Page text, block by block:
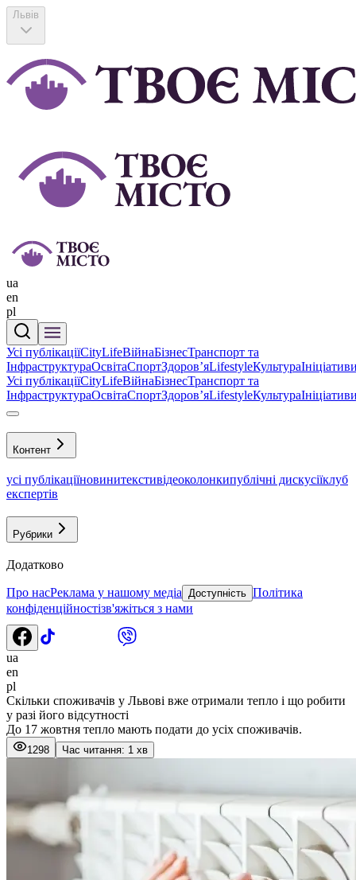
Львів
ua
en
pl
Усі публікаціїCityLifeВійнаБізнесТранспорт та
ІнфраструктураОсвітаСпортЗдоровʼяLifestyleКультура
Усі публікаціїCityLifeВійнаБізнесТранспорт та
ІнфраструктураОсвітаСпортЗдоровʼяLifestyleКультура
Контент
усі публікаціїновинитекстивідеоколонкипублічні дискусіїклуб
експертів
Рубрики
Додатково
Про насРеклама у нашому медіа Доступність Політика
конфіденційностізв'яжіться з нами
ua
en
pl
Скільки споживачів у Львові вже отримали тепло і що робити
у разі його відсутності
До 17 жовтня тепло мають подати до усіх споживачів.
1298 Час читання: 1 хв